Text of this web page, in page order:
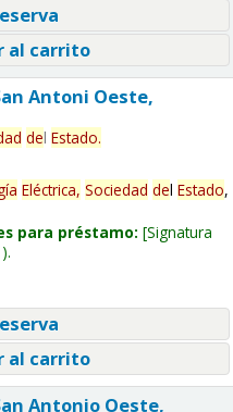
al carrito
Antoni Oeste,
del Estado.
Eléctrica, Sociedad del Estado,
para préstamo: Signatura
al carrito
Antonio Oeste,